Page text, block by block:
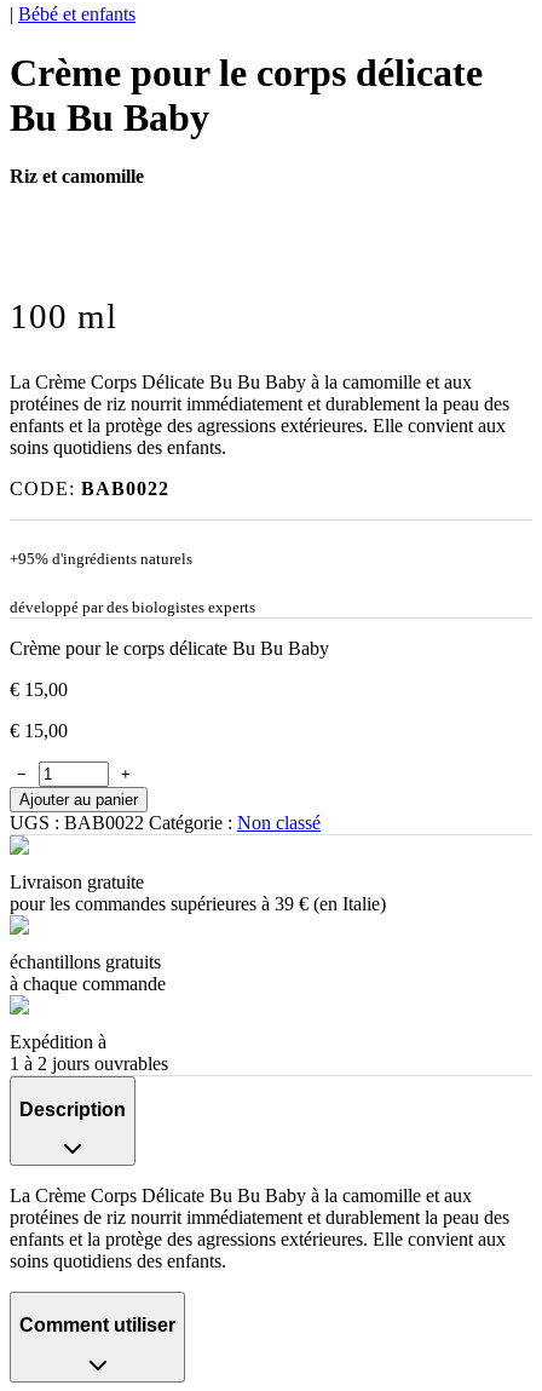
| Bébé et enfants
Crème pour le corps délicate
Bu Bu Baby
Riz et camomille
100 ml
La Crème Corps Délicate Bu Bu Baby à la camomille et aux
protéines de riz nourrit immédiatement et durablement la peau des
enfants et la protège des agressions extérieures. Elle convient aux
soins quotidiens des enfants.
CODE: BAB0022
+95% d'ingrédients naturels
développé par des biologistes experts
Crème pour le corps délicate Bu Bu Baby
€ 15,00
€ 15,00
−
+
Ajouter au panier
UGS : BAB0022 Catégorie : Non classé
Livraison gratuite
pour les commandes supérieures à 39 € (en Italie)
échantillons gratuits
à chaque commande
Expédition à
1 à 2 jours ouvrables
Description
La Crème Corps Délicate Bu Bu Baby à la camomille et aux
protéines de riz nourrit immédiatement et durablement la peau des
enfants et la protège des agressions extérieures. Elle convient aux
soins quotidiens des enfants.
Comment utiliser